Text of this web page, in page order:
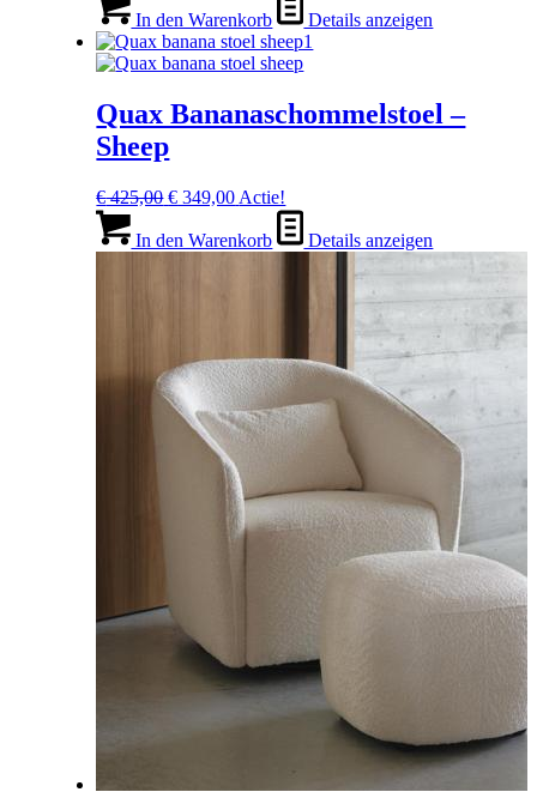
war:
€ 540,00
ist:
€ 444,00.
In den Warenkorb Details anzeigen
Quax Bananaschommelstoel –
Sheep
€425,00 Ursprünglicher
war:
€ 349,00Aktueller
ist:
Actie!
In den Warenkorb Details anzeigen